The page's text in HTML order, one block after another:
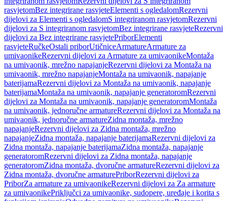
rasvjetomBez integrirane rasvjeteElementi s ogledalomRezervni
dijelovi za Elementi s ogledalomS integriranom rasvjetomRezervni
dijelovi za S integriranom rasvjetomBez integrirane rasvjeteRezervni
dijelovi za Bez integrirane rasvjetePriborElementi
rasvjeteRučkeOstali priborUtičniceArmatureArmature za
umivaonikeRezervni dijelovi za Armature za umivaonikeMontaža
na umivaonik, mrežno napajanjeRezervni dijelovi za Montaža na
umivaonik, mrežno napajanjeMontaža na umivaonik, napajanje
baterijamaRezervni dijelovi za Montaža na umivaonik, napajanje
baterijamaMontaža na umivaonik, napajanje generatoromRezervni
dijelovi za Montaža na umivaonik, napajanje generatoromMontaža
na umivaonik, jednoručne armatureRezervni dijelovi za Montaža na
umivaonik, jednoručne armatureZidna montaža, mrežno
napajanjeRezervni dijelovi za Zidna montaža, mrežno
napajanjeZidna montaža, napajanje baterijamaRezervni dijelovi za
Zidna montaža, napajanje baterijamaZidna montaža, napajanje
generatoromRezervni dijelovi za Zidna montaža, napajanje
generatoromZidna montaža, dvoručne armatureRezervni dijelovi za
Zidna montaža, dvoručne armaturePriborRezervni dijelovi za
PriborZa armature za umivaonikeRezervni dijelovi za Za armature
za umivaonikePriključci za umivaonike, sudopere, uređaje i korita s